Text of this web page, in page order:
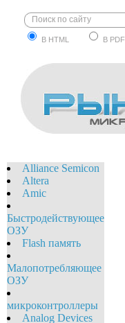
В HTML В PDF
Alliance Semicon
Altera
Amic
Быстродействующее
ОЗУ
Flash память
Малопотребляющее
ОЗУ
микроконтроллеры
Analog Devices